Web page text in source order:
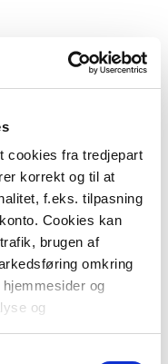
cookies fra tredjepart
korrekt og til at
f.eks. tilpasning
Cookies kan
brugen af
omkring
og
og